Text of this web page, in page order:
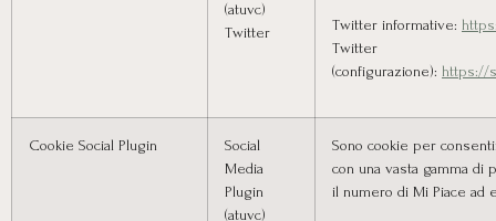
(atuvc)
Twitter
Twitter informative:
Twitter
(configurazione): https://
Cookie Social Plugin
Social
Media
Plugin
(atuvc)
Sono cookie per
con una vasta gamma di
il numero di Mi Piace ad